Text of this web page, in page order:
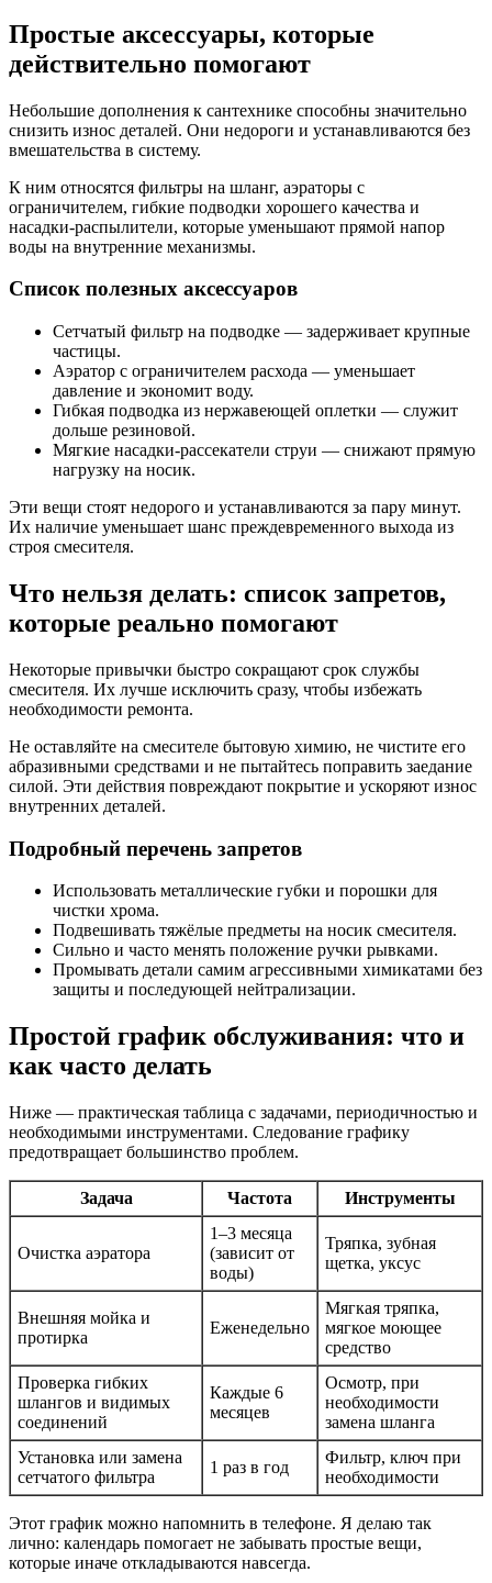
Простые аксессуары, которые
действительно помогают
Небольшие дополнения к сантехнике способны значительно
снизить износ деталей. Они недороги и устанавливаются без
вмешательства в систему.
К ним относятся фильтры на шланг, аэраторы с
ограничителем, гибкие подводки хорошего качества и
насадки-распылители, которые уменьшают прямой напор
воды на внутренние механизмы.
Список полезных аксессуаров
Сетчатый фильтр на подводке — задерживает крупные
частицы.
Аэратор с ограничителем расхода — уменьшает
давление и экономит воду.
Гибкая подводка из нержавеющей оплетки — служит
дольше резиновой.
Мягкие насадки-рассекатели струи — снижают прямую
нагрузку на носик.
Эти вещи стоят недорого и устанавливаются за пару минут.
Их наличие уменьшает шанс преждевременного выхода из
строя смесителя.
Что нельзя делать: список запретов,
которые реально помогают
Некоторые привычки быстро сокращают срок службы
смесителя. Их лучше исключить сразу, чтобы избежать
необходимости ремонта.
Не оставляйте на смесителе бытовую химию, не чистите его
абразивными средствами и не пытайтесь поправить заедание
силой. Эти действия повреждают покрытие и ускоряют износ
внутренних деталей.
Подробный перечень запретов
Использовать металлические губки и порошки для
чистки хрома.
Подвешивать тяжёлые предметы на носик смесителя.
Сильно и часто менять положение ручки рывками.
Промывать детали самим агрессивными химикатами без
защиты и последующей нейтрализации.
Простой график обслуживания: что и
как часто делать
Ниже — практическая таблица с задачами, периодичностью и
необходимыми инструментами. Следование графику
предотвращает большинство проблем.
Задача Частота Инструменты
Очистка аэратора
1–3 месяца
(зависит от
воды)
Тряпка, зубная
щетка, уксус
Внешняя мойка и
протирка
Еженедельно
Мягкая тряпка,
мягкое моющее
средство
Проверка гибких
шлангов и видимых
соединений
Каждые 6
месяцев
Осмотр, при
необходимости
замена шланга
Установка или замена
сетчатого фильтра
1 раз в год
Фильтр, ключ при
необходимости
Этот график можно напомнить в телефоне. Я делаю так
лично: календарь помогает не забывать простые вещи,
которые иначе откладываются навсегда.